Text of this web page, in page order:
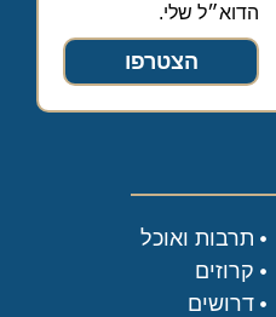
הדוא״ל שלי.
הצטרפו
תרבות ואוכל
קרוזים
דרושים